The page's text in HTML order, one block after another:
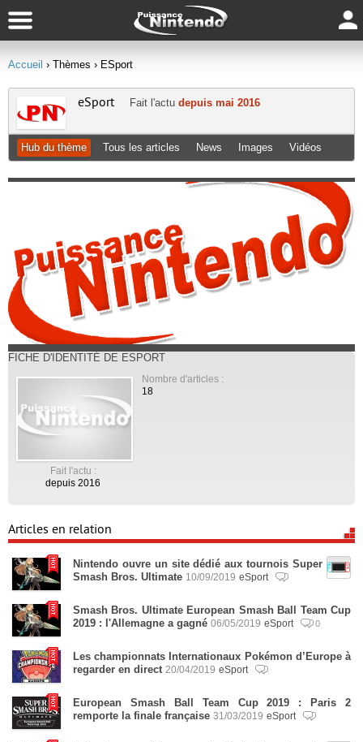
Accueil › Thèmes › ESport
eSport Fait l'actu depuis mai 2016
Hub du thème Tous les articles News Images Vidéos
FICHE D'IDENTITÉ DE ESPORT
Fait l'actu :
depuis 2016
Nombre d'articles :
18
Articles en relation
Nintendo ouvre un site dédié aux tournois Super
Smash Bros. Ultimate 10/09/2019 eSport
Smash Bros. Ultimate European Smash Ball Team Cup
2019 : l'Allemagne a gagné 06/05/2019 eSport 0
Les championnats Internationaux Pokémon d’Europe à
regarder en direct 20/04/2019 eSport
European Smash Ball Team Cup 2019 : Paris 2
remporte la finale française 31/03/2019 eSport